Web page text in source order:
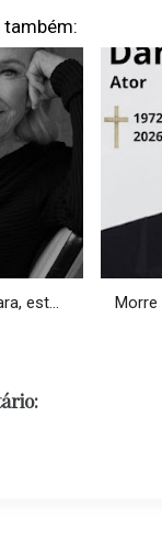
est... Morre